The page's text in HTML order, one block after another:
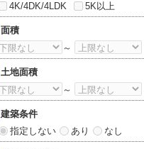
4K/4DK/4LDK
5K以上
面積
～
土地面積
～
建築条件
指定しない
あり なし